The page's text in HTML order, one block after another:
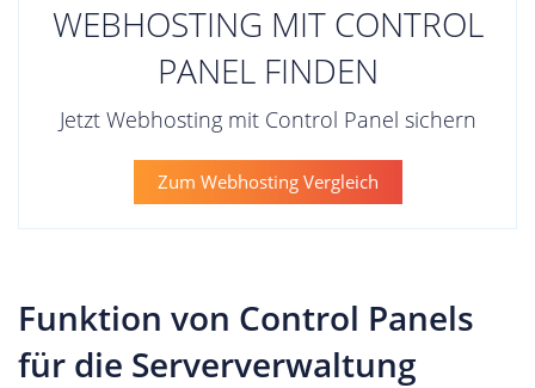
WEBHOSTING MIT CONTROL
PANEL FINDEN
Jetzt Webhosting mit Control Panel sichern
Zum Webhosting Vergleich
Funktion von Control Panels
für die Serververwaltung